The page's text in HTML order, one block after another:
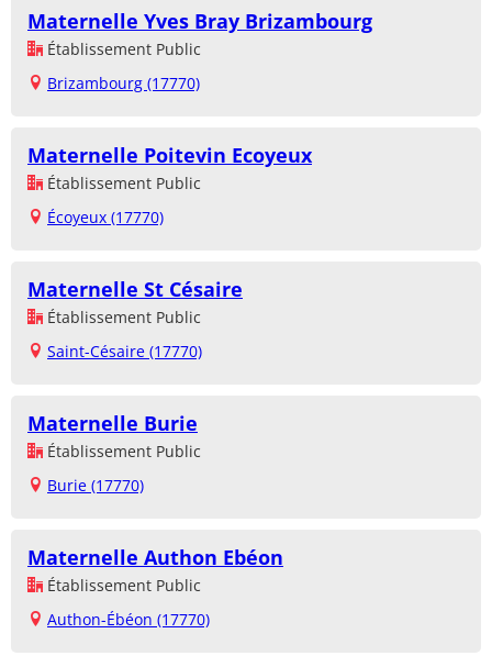
Maternelle Yves Bray Brizambourg
Établissement Public
Brizambourg (17770)
Maternelle Poitevin Ecoyeux
Établissement Public
Écoyeux (17770)
Maternelle St Césaire
Établissement Public
Saint-Césaire (17770)
Maternelle Burie
Établissement Public
Burie (17770)
Maternelle Authon Ebéon
Établissement Public
Authon-Ébéon (17770)